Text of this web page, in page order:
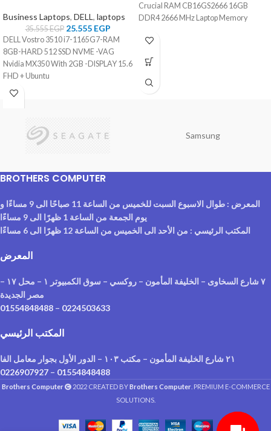
Business Laptops, DELL , laptops
35.555EGP 25.555 EGP
DELL Vostro 3510 i7-1165G7-RAM
8GB-HARD 512 SSD NVME -VAG
Nvidia MX350 With 2GB -DISPLAY 15.6
FHD + Ubuntu
Crucial RAM CB16GS2666 16GB
DDR4 2666 MHz Laptop Memory
Samsung
BROTHERS COMPUTER
المعرض : طوال الاسبوع السبت للخميس من الساعة 11 صباحًا الى 9 مساءًا و
يوم الجمعة من الساعة 1 ظهرًا الى 9 مساءًا
المكتب الرئيسي : من الأحد الى الخميس من الساعة 12 ظهرًا الى 6 مساءًا
المعرض
٧ شارع السخاوى – الخليفة المأمون – روكسي – سوق الكمبيوتر ١ – محل ١٧ –
مصر الجديدة
01554848488 – 0224503633
المكتب الرئيسي
٢١ شارع الخليفة المأمون – مكتب ١٠٣ – الدور الأول بجوار معامل الفا
0226907927 – 01554848488
Brothers Computer 2022 CREATED BYBrothers Computer. PREMIUM E-COMMERCE
SOLUTIONS.